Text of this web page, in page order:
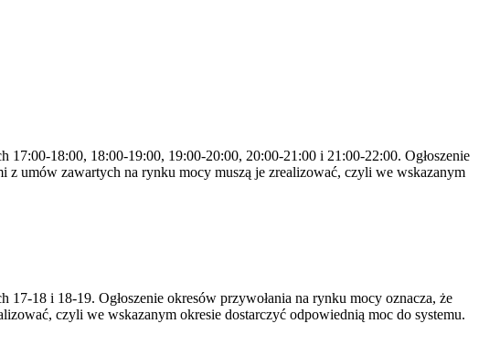
17:00-18:00, 18:00-19:00, 19:00-20:00, 20:00-21:00 i 21:00-22:00. Ogłoszenie
umów zawartych na rynku mocy muszą je zrealizować, czyli we wskazanym
18 i 18-19. Ogłoszenie okresów przywołania na rynku mocy oznacza, że
czyli we wskazanym okresie dostarczyć odpowiednią moc do systemu.